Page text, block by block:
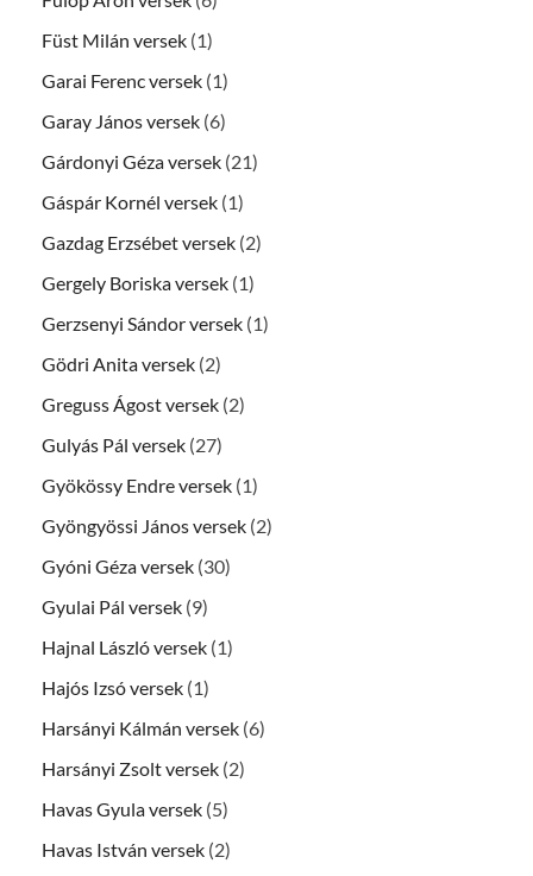
Füst Milán versek (1)
Garai Ferenc versek (1)
Garay János versek (6)
Gárdonyi Géza versek (21)
Gáspár Kornél versek (1)
Gazdag Erzsébet versek (2)
Gergely Boriska versek (1)
Gerzsenyi Sándor versek (1)
Gödri Anita versek (2)
Greguss Ágost versek (2)
Gulyás Pál versek (27)
Gyökössy Endre versek (1)
Gyöngyössi János versek (2)
Gyóni Géza versek (30)
Gyulai Pál versek (9)
Hajnal László versek (1)
Hajós Izsó versek (1)
Harsányi Kálmán versek (6)
Harsányi Zsolt versek (2)
Havas Gyula versek (5)
Havas István versek (2)